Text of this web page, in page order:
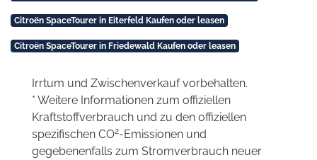
Citroën SpaceTourer in Eiterfeld Kaufen oder leasen
Citroën SpaceTourer in Friedewald Kaufen oder leasen
Irrtum und Zwischenverkauf vorbehalten.
* Weitere Informationen zum offiziellen
Kraftstoffverbrauch und zu den offiziellen
spezifischen CO2-Emissionen und
gegebenenfalls zum Stromverbrauch neuer